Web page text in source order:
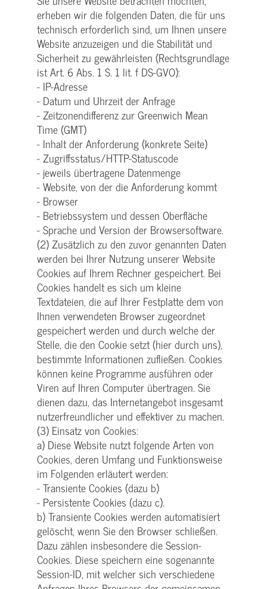
erheben wir die folgenden Daten, die für uns
technisch erforderlich sind, um Ihnen unsere
Website anzuzeigen und die Stabilität und
Sicherheit zu gewährleisten (Rechtsgrundlage
ist Art. 6 Abs. 1 S. 1 lit. f DS-GVO):
- IP-Adresse
- Datum und Uhrzeit der Anfrage
- Zeitzonendifferenz zur Greenwich Mean
Time (GMT)
- Inhalt der Anforderung (konkrete Seite)
- Zugriffsstatus/HTTP-Statuscode
- jeweils übertragene Datenmenge
- Website, von der die Anforderung kommt
- Browser
- Betriebssystem und dessen Oberfläche
- Sprache und Version der Browsersoftware.
(2) Zusätzlich zu den zuvor genannten Daten
werden bei Ihrer Nutzung unserer Website
Cookies auf Ihrem Rechner gespeichert. Bei
Cookies handelt es sich um kleine
Textdateien, die auf Ihrer Festplatte dem von
Ihnen verwendeten Browser zugeordnet
gespeichert werden und durch welche der
Stelle, die den Cookie setzt (hier durch uns),
bestimmte Informationen zufließen. Cookies
können keine Programme ausführen oder
Viren auf Ihren Computer übertragen. Sie
dienen dazu, das Internetangebot insgesamt
nutzerfreundlicher und effektiver zu machen.
(3) Einsatz von Cookies:
a) Diese Website nutzt folgende Arten von
Cookies, deren Umfang und Funktionsweise
im Folgenden erläutert werden:
- Transiente Cookies (dazu b)
- Persistente Cookies (dazu c).
b) Transiente Cookies werden automatisiert
gelöscht, wenn Sie den Browser schließen.
Dazu zählen insbesondere die Session-
Cookies. Diese speichern eine sogenannte
Session-ID, mit welcher sich verschiedene